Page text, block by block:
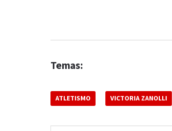
Temas:
ATLETISMO VICTORIA ZANOLLI